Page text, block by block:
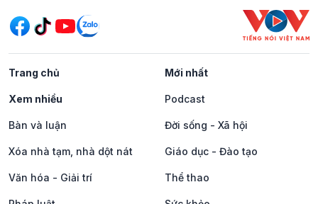
Trang chủ Mới nhất
Xem nhiều Podcast
Bàn và luận Đời sống - Xã hội
Xóa nhà tạm, nhà dột nát Giáo dục - Đào tạo
Văn hóa - Giải trí Thể thao